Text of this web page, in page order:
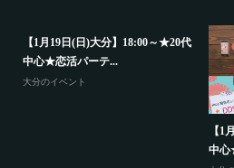
【1月19日(日)大分】18:00～★20代
中心★恋活パーテ...
大分のイベント
【1
中心